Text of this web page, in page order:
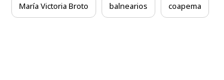
María Victoria Broto balnearios coapema